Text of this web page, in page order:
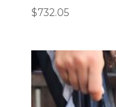
$732.05